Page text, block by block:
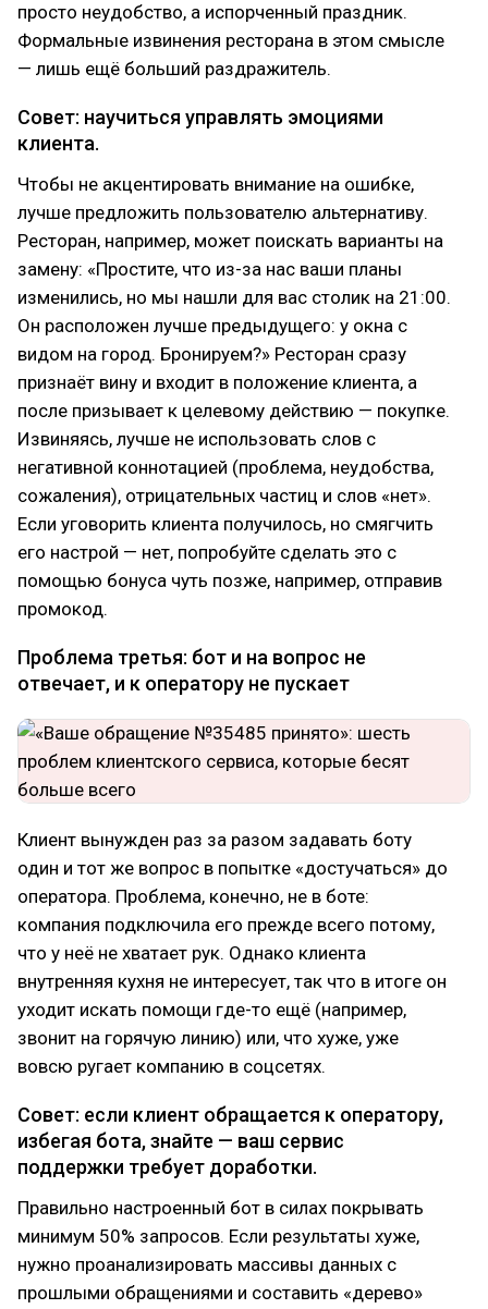
просто неудобство, а испорченный праздник.
Формальные извинения ресторана в этом смысле
— лишь ещё больший раздражитель.
Совет: научиться управлять эмоциями
клиента.
Чтобы не акцентировать внимание на ошибке,
лучше предложить пользователю альтернативу.
Ресторан, например, может поискать варианты на
замену: «Простите, что из-за нас ваши планы
изменились, но мы нашли для вас столик на 21:00.
Он расположен лучше предыдущего: у окна с
видом на город. Бронируем?» Ресторан сразу
признаёт вину и входит в положение клиента, а
после призывает к целевому действию — покупке.
Извиняясь, лучше не использовать слов с
негативной коннотацией (проблема, неудобства,
сожаления), отрицательных частиц и слов «нет».
Если уговорить клиента получилось, но смягчить
его настрой — нет, попробуйте сделать это с
помощью бонуса чуть позже, например, отправив
промокод.
Проблема третья: бот и на вопрос не
отвечает, и к оператору не пускает
Клиент вынужден раз за разом задавать боту
один и тот же вопрос в попытке «достучаться» до
оператора. Проблема, конечно, не в боте:
компания подключила его прежде всего потому,
что у неё не хватает рук. Однако клиента
внутренняя кухня не интересует, так что в итоге он
уходит искать помощи где-то ещё (например,
звонит на горячую линию) или, что хуже, уже
вовсю ругает компанию в соцсетях.
Совет: если клиент обращается к оператору,
избегая бота, знайте — ваш сервис
поддержки требует доработки.
Правильно настроенный бот в силах покрывать
минимум 50% запросов. Если результаты хуже,
нужно проанализировать массивы данных с
прошлыми обращениями и составить «дерево»